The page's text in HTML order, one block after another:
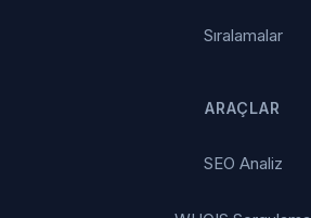
Sıralamalar
ARAÇLAR
SEO Analiz